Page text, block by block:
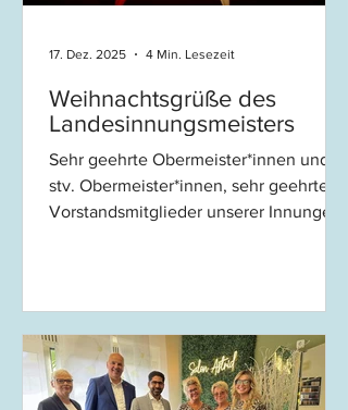
Weihnachtsgrüße des
Landesinnungsmeisters
Sehr geehrte Obermeister*innen und
stv. Obermeister*innen, sehr geehrte
Vorstandsmitglieder unserer Innungen,
Kollegen, im April fand die
Frühjahrsversammlung unseres
Zentralverbandes in den Räumen des
ZDH in Berlin statt. Dort wurde uns ein
17. Dez. 2025 4 Min. Lesezeit